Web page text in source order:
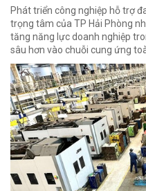
Phát triển công nghiệp hỗ trợ
trọng tâm của TP Hải Phòng
tăng năng lực doanh nghiệp
sâu hơn vào chuỗi cung ứng